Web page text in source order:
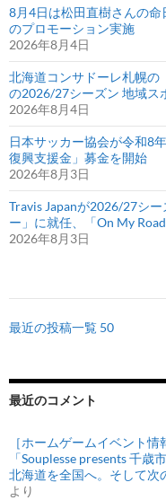
8月4日は松田直樹さんの命
のプロモーション実施
2026年8月4日
北海道コンサドーレ札幌の
の2026/27シーズン 地域ス
2026年8月4日
日本サッカー協会が令和8
復興支援金」募金を開始
2026年8月3日
Travis Japanが2026/27シ
ー」に就任、「On My
2026年8月3日
最近の投稿一覧 50
最近のコメント
［ホームゲームイベント
「Souplesse presents 千
北海道を全国へ。そして次
より